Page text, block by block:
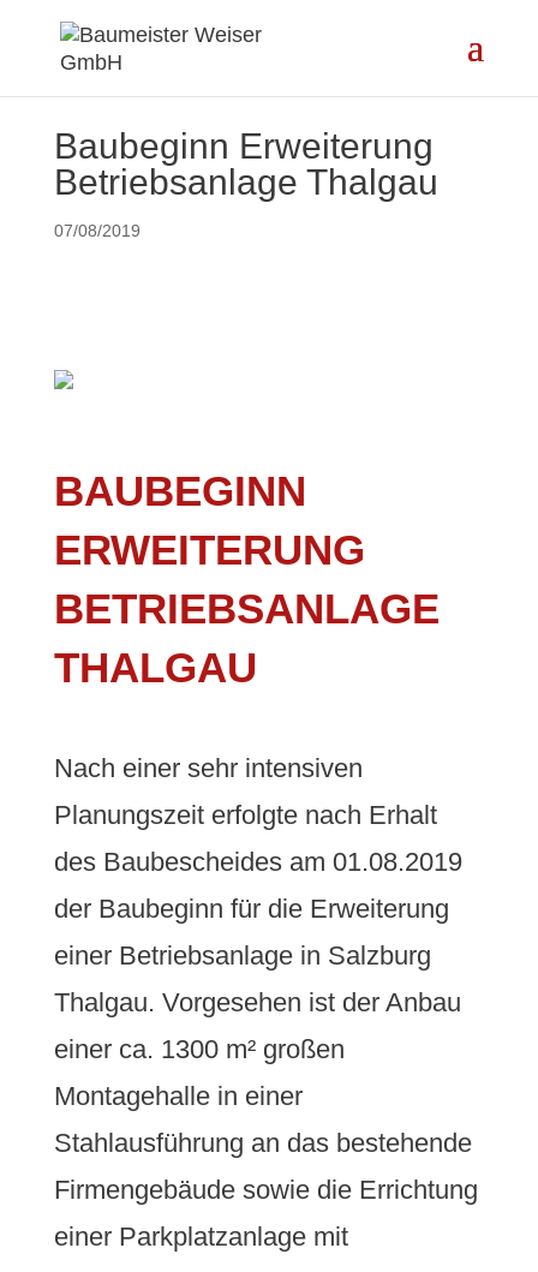
Baubeginn Erweiterung
Betriebsanlage Thalgau
07/08/2019
BAUBEGINN
ERWEITERUNG
BETRIEBSANLAGE
THALGAU
Nach einer sehr intensiven
Planungszeit erfolgte nach Erhalt
des Baubescheides am 01.08.2019
der Baubeginn für die Erweiterung
einer Betriebsanlage in Salzburg
Thalgau. Vorgesehen ist der Anbau
einer ca. 1300 m² großen
Montagehalle in einer
Stahlausführung an das bestehende
Firmengebäude sowie die Errichtung
einer Parkplatzanlage mit